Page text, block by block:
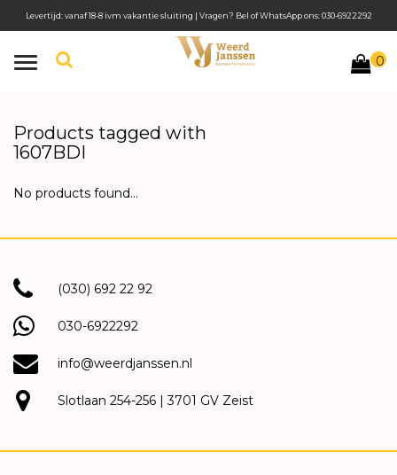
Toggle
0
Levertijd: vanaf 18-8 ivm vakantie sluiting | Vragen? Bel of WhatsApp ons: 030-6922292
Products tagged with
1607BDI
No products found...
(030) 692 22 92
030-6922292
info@weerdjanssen.nl
Slotlaan 254-256 | 3701 GV Zeist